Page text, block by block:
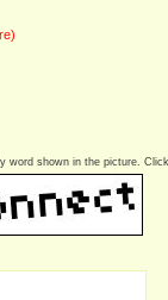
word shown in the picture.